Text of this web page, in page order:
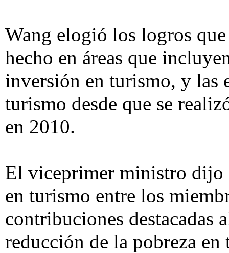
Wang elogió los logros
hecho en áreas que
inversión en turismo, y las
turismo desde que se
en 2010.
El viceprimer ministro dijo
en turismo entre los
contribuciones destacadas
reducción de la pobreza